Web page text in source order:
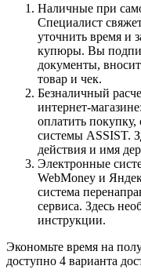
Наличные при
Специалист
уточнить время и
купюры. Вы
документы,
товар и чек.
Безналичный
интернет-
оплатить покупку,
системы ASSIST.
действия и имя
Электронные
WebMoney и
система
сервиса. Здесь
инструкции.
Экономьте время на
доступно 4 варианта